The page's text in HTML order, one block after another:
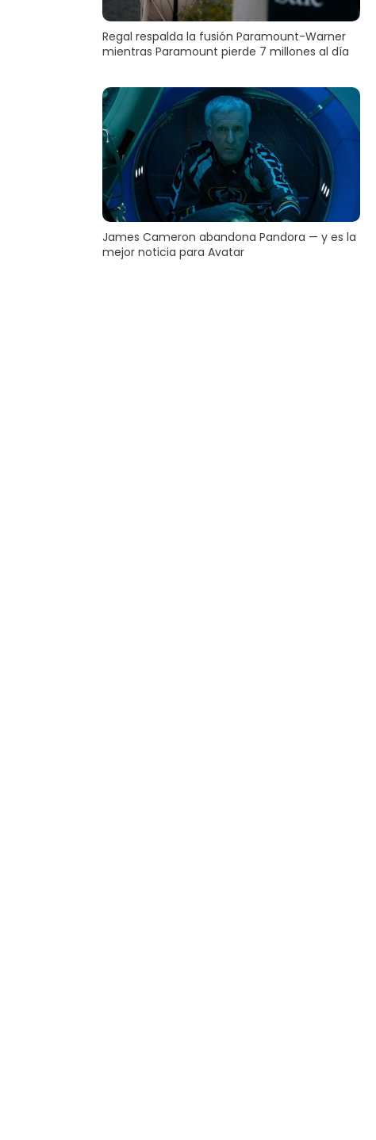
Regal respalda la fusión Paramount-Warner
mientras Paramount pierde 7 millones al día
James Cameron abandona Pandora — y es la
mejor noticia para Avatar